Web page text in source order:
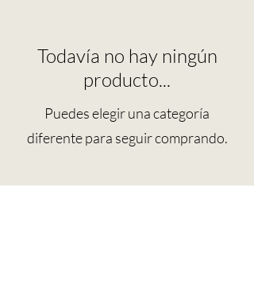
Todavía no hay ningún
producto...
Puedes elegir una categoría
diferente para seguir comprando.